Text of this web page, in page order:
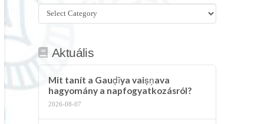
Összes
kategória
Aktuális
Mit tanít a Gauḍīya vaiṣṇava
hagyomány a napfogyatkozásról?
2026-08-07